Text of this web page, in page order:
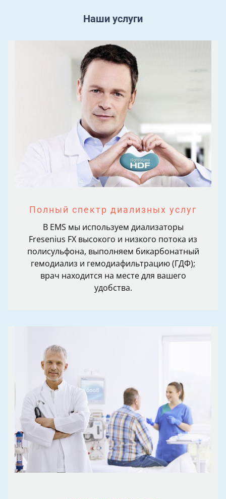
Наши услуги
Полный спектр диализных услуг
В EMS мы используем диализаторы
Fresenius FX высокого и низкого потока из
полисульфона, выполняем бикарбонатный
гемодиализ и гемодиафильтрацию (ГДФ);
врач находится на месте для вашего
удобства.